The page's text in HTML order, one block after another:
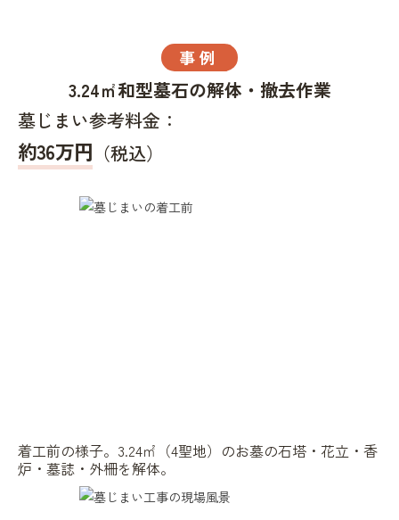
事例
3.24㎡和型墓石の解体・撤去作業
墓じまい参考料金：
約36万円 （税込）
着工前の様子。3.24㎡（4聖地）のお墓の石塔・花立・香
炉・墓誌・外柵を解体。